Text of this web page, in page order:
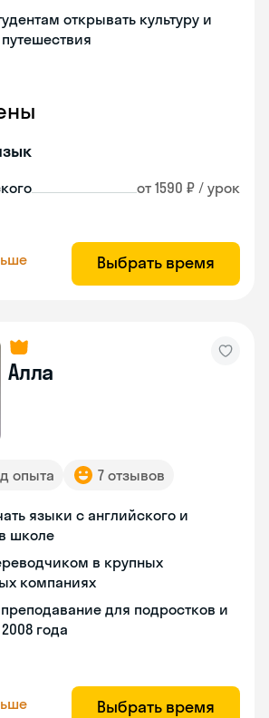
открывать культуру и
от 1590 ₽ / урок
Выбрать время
Алла
опыта 7 отзывов
языки с английского и
школе
в крупных
компаниях
преподавание для подростков и
года
Выбрать время